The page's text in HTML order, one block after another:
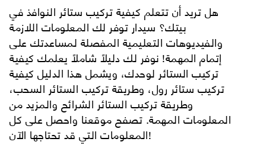
هل تريد أن تتعلم كيفية تركيب ستائر النوافذ في
بيتك؟ سيدار توفر لك المعلومات اللازمة
والفيديوهات التعليمية المفصلة لمساعدتك على
إتمام المهمة! نوفر لك دليلاً شاملاً يعلمك كيفية
تركيب الستائر لوحدك، ويشمل هذا الدليل كيفية
تركيب ستائر رول، وطريقة تركيب الستائر السحب،
وطريقة تركيب الستائر الشرائح والمزيد من
المعلومات المهمة. تصفح موقعنا واحصل على كل
المعلومات التي قد تحتاجها الآن!